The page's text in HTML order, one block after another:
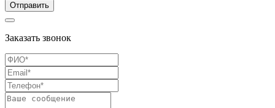
Отправить
Заказать звонок